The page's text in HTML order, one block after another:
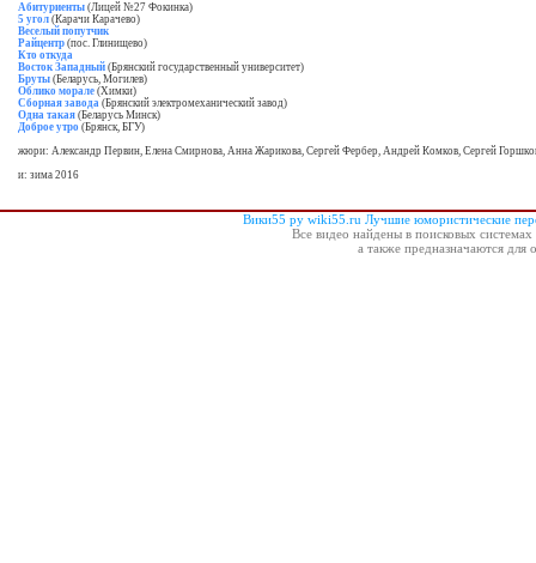
Абитуриенты (Лицей №27 Фокинка)
5 угол (Карачи Карачево)
Веселый попутчик
Райцентр (пос. Глинищево)
Кто откуда
Восток Западный (Брянский государственный университет)
Бруты (Беларусь, Могилев)
Облико морале (Химки)
Сборная завода (Брянский электромеханический завод)
Одна такая (Беларусь Минск)
Доброе утро (Брянск, БГУ)
жюри: Александр Первин, Елена Смирнова, Анна Жарикова, Сергей Фербер, Андрей Комков, Сергей
и: зима 2016
Вики55 ру wiki55.ru Лучшие юмористические
Все видео найдены в поисковых
а также предназначаются для